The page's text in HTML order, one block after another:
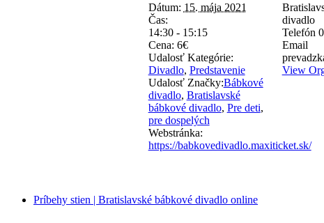
Dátum: 15. mája 2021
Čas:
14:30 - 15:15
Cena: 6€
Udalosť Kategórie:
Divadlo, Predstavenie
Udalosť Značky:Bábkové
divadlo, Bratislavské
bábkové divadlo, Pre deti,
pre dospelých
Webstránka:
https://babkovedivadlo.maxiticket.sk/
divadlo
Telefón
Email
View
Príbehy stien | Bratislavské bábkové divadlo online